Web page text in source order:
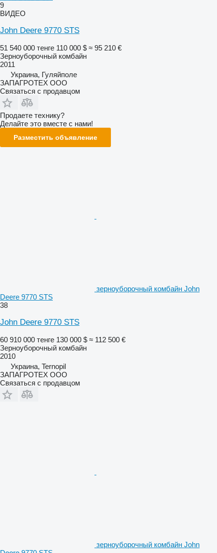
9
ВИДЕО
John Deere 9770 STS
51 540 000 тенге 110 000 $ ≈ 95 210 €
Зерноуборочный комбайн
2011
Украина, Гуляйполе
ЗАПАГРОТЕХ ООО
Связаться с продавцом
Продаете технику?
Делайте это вместе с нами!
Разместить объявление
зерноуборочный комбайн John
Deere 9770 STS
38
John Deere 9770 STS
60 910 000 тенге 130 000 $ ≈ 112 500 €
Зерноуборочный комбайн
2010
Украина, Ternopil
ЗАПАГРОТЕХ ООО
Связаться с продавцом
зерноуборочный комбайн John